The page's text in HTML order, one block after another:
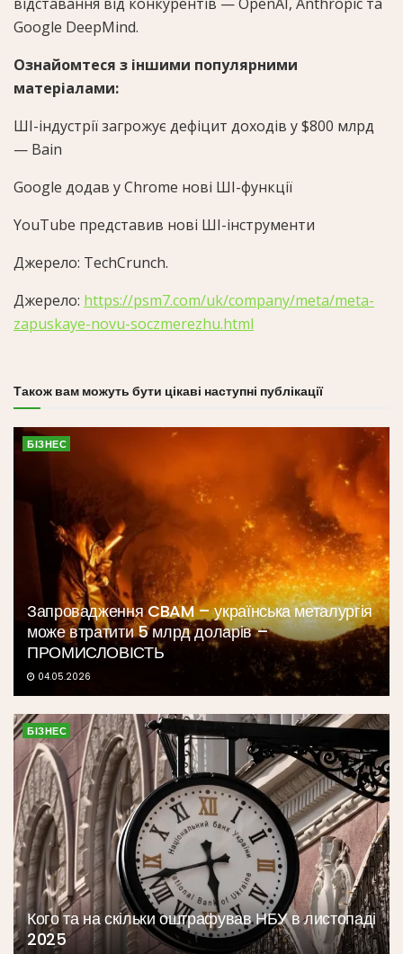
Google DeepMind.
Ознайомтеся з іншими популярними
матеріалами:
ШІ-індустрії загрожує дефіцит доходів у $800 млрд
— Bain
Google додав у Chrome нові ШІ-функції
YouTube представив нові ШІ-інструменти
Джерело: TechCrunch.
Джерело: https://psm7.com/uk/company/meta/meta-
zapuskaye-novu-soczmerezhu.html
Також вам можуть бути цікаві наступні публікації
БІЗНЕС
Запровадження CBAM – українська металургія
може втратити 5 млрд доларів –
ПРОМИСЛОВІСТЬ
04.05.2026
БІЗНЕС
Кого та на скільки оштрафував НБУ в листопаді
2025